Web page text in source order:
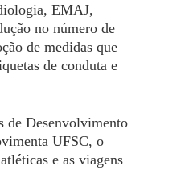
EMAJ,
no número de
de medidas que
de conduta e
de Desenvolvimento
UFSC, o
e as viagens